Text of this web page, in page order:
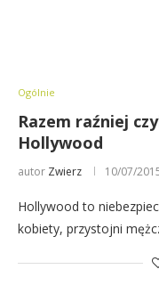
Ogólnie
Razem raźniej
Hollywood
autor Zwierz 10/07/
Hollywood to
kobiety, przystojni